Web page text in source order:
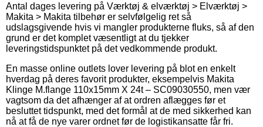
Antal dages levering på Værktøj & elværktøj > Elværktøj >
Makita > Makita tilbehør er selvfølgelig ret så
udslagsgivende hvis vi mangler produkterne fluks, så af den
grund er det komplet væsentligt at du tjekker
leveringstidspunktet på det vedkommende produkt.
En masse online outlets lover levering på blot en enkelt
hverdag på deres favorit produkter, eksempelvis Makita
Klinge M.flange 110x15mm X 24t – SC09030550, men vær
vagtsom da det afhænger af at ordren aflægges før et
besluttet tidspunkt, med det formål at de med sikkerhed kan
nå at få de nye varer ordnet før de logistikansatte får fri.